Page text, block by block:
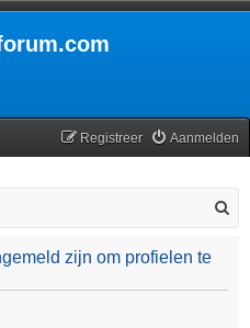
Aanmelden
Registreer
zijn om profielen te